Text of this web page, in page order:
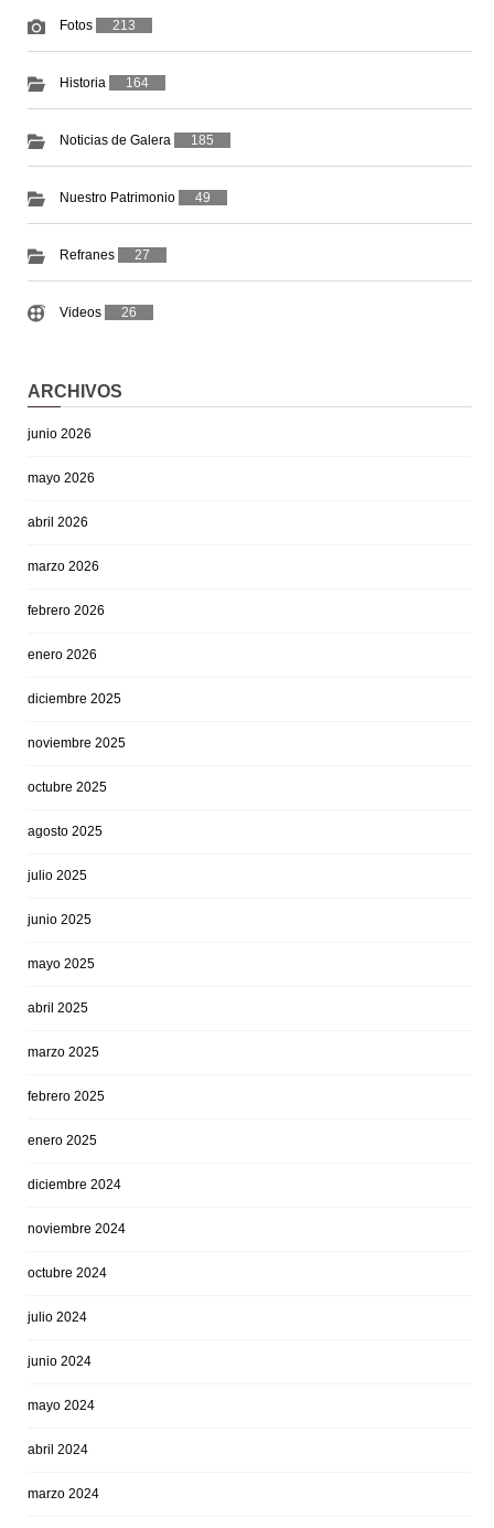
Fotos 213
Historia 164
Noticias de Galera 185
Nuestro Patrimonio 49
Refranes 27
Videos 26
ARCHIVOS
junio 2026
mayo 2026
abril 2026
marzo 2026
febrero 2026
enero 2026
diciembre 2025
noviembre 2025
octubre 2025
agosto 2025
julio 2025
junio 2025
mayo 2025
abril 2025
marzo 2025
febrero 2025
enero 2025
diciembre 2024
noviembre 2024
octubre 2024
julio 2024
junio 2024
mayo 2024
abril 2024
marzo 2024